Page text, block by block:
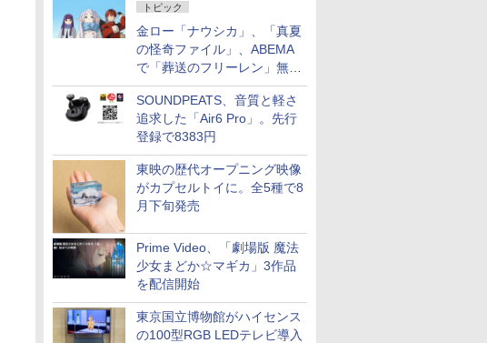
トピック
金ロー「ナウシカ」、「真夏
の怪奇ファイル」、ABEMA
で「葬送のフリーレン」無料
配信など。夏の特番・配信情
報
SOUNDPEATS、音質と軽さ
追求した「Air6 Pro」。先行
登録で8383円
東映の歴代オープニング映像
がカプセルトイに。全5種で8
月下旬発売
Prime Video、「劇場版 魔法
少女まどか☆マギカ」3作品
を配信開始
東京国立博物館がハイセンス
の100型RGB LEDテレビ導入